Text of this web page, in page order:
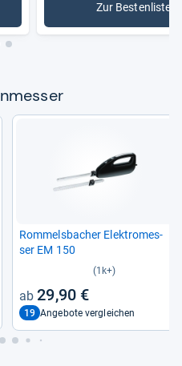
Zur Bestenliste
: Zwilling
Rom­mels­ba­cher Elek­tro­mes­
ser EM 150
(1k+)
29,90 €
19 Angebote vergleichen